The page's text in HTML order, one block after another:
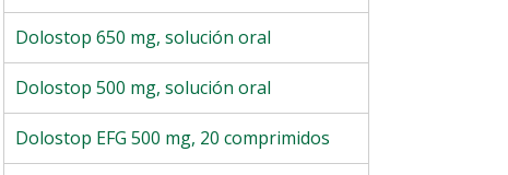
Dolostop 650 mg, solución oral
Dolostop 500 mg, solución oral
Dolostop EFG 500 mg, 20 comprimidos